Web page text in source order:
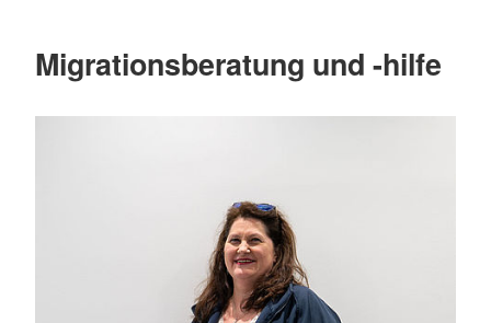
Migrationsberatung und -hilfe